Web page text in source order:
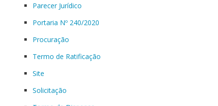
Parecer Jurídico
Portaria Nº 240/2020
Procuração
Termo de Ratificação
Site
Solicitação